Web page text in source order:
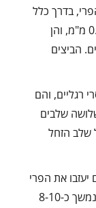
בדרך כלל
ליד קצה הגבעול. הביצים קטנות, אורך כ-0.5 מ"מ, והן
במקבצים של עד 10 ביצים. הביצים
רגליים, והם
שלבים
שלב הזחל
את הפרי
ויתחפרו באדמה כדי להתגולם. שלב הגולם נמשך כ-8-10